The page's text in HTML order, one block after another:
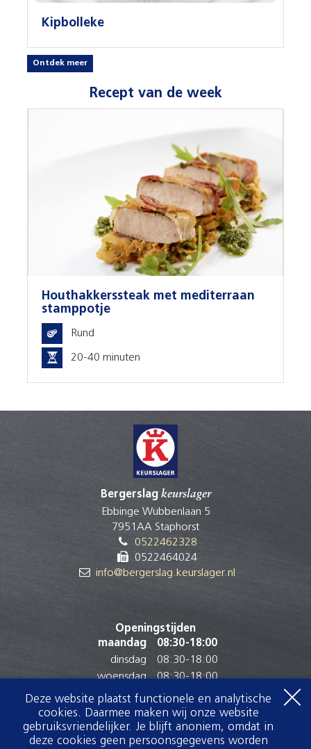
Kipbolleke
Ontdek meer
Recept van de week
Houthakkerssteak met mediterraan
stamppotje
Rund
20-40 minuten
Bergerslagkeurslager
Ebbinge Wubbenlaan 5
7951AA Staphorst
0522462328
0522464024
info@bergerslag.keurslager.nl
Openingstijden
maandag
08:30-18:00
dinsdag
08:30-18:00
woensdag
08:30-18:00
donderdag
08:30-18:00
vrijdag
08:30- 18:00
zaterdag
07:30-17:00
zondag
Gesloten
Deze website plaatst functionele en analytische
cookies. Daarmee maken wij onze website
gebruiksvriendelijker. Je blijft anoniem, omdat in
deze cookies geen persoonsgegevens worden